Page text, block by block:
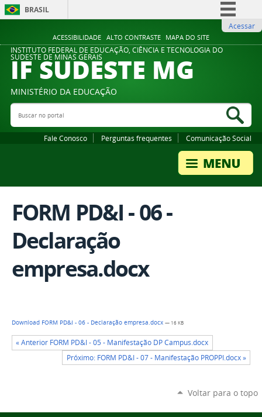
ACESSIBILIDADE ALTO CONTRASTE MAPA DO SITE
BRASIL
Comunica BR
Participe
Legislação
Acessar
INSTITUTO FEDERAL DE EDUCAÇÃO, CIÊNCIA E TECNOLOGIA DO
SUDESTE DE MINAS GERAIS
IF SUDESTE MG
MINISTÉRIO DA EDUCAÇÃO
Buscar no portal
Fale Conosco Perguntas frequentes Comunicação Social
FORM PD&I - 06 -
Declaração
empresa.docx
Download FORM PD&I - 06 - Declaração empresa.docx — 16 KB
« Anterior FORM PD&I - 05 - Manifestação DP Campus.docx
Próximo: FORM PD&I - 07 - Manifestação PROPPI.docx »
Voltar para o topo